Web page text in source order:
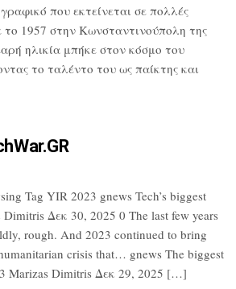
που εκτείνεται σε πολλές
το 1957 στην Κωνσταντινούπολη της
ηλικία μπήκε στον κόσμο του
το ταλέντο του ως παίκτης και
Tag YIR 2023 gnews Tech’s biggest
Δεκ 30, 2025 0 The last few years
rough. And 2023 continued to bring
crisis that… gnews The biggest
Marizas Dimitris Δεκ 29, 2025 […]